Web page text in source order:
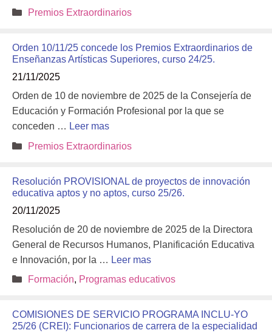
Categorías
Premios Extraordinarios
Orden 10/11/25 concede los Premios Extraordinarios de
Enseñanzas Artísticas Superiores, curso 24/25.
21/11/2025
Orden de 10 de noviembre de 2025 de la Consejería de
Educación y Formación Profesional por la que se
conceden … Leer mas
Categorías
Premios Extraordinarios
Resolución PROVISIONAL de proyectos de innovación
educativa aptos y no aptos, curso 25/26.
20/11/2025
Resolución de 20 de noviembre de 2025 de la Directora
General de Recursos Humanos, Planificación Educativa
e Innovación, por la … Leer mas
Categorías
Formación, Programas educativos
COMISIONES DE SERVICIO PROGRAMA INCLU-YO
25/26 (CREI): Funcionarios de carrera de la especialidad